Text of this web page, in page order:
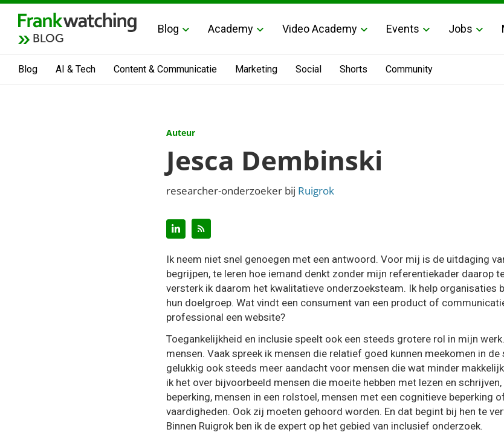
BLOG
Blog Academy Video Academy Events Jobs
Blog AI & Tech Content & Communicatie Marketing Social Shorts Community
Auteur
Jesca Dembinski
researcher-onderzoeker bij Ruigrok
Ik neem niet snel genoegen met een antwoord. Voor mij is de uitdaging
begrijpen, te leren hoe iemand denkt zonder mijn referentiekader daarop
versterk ik daarom het kwalitatieve onderzoeksteam. Ik help organisaties
hun doelgroep. Wat vindt een consument van een product of
professional een website?
Toegankelijkheid en inclusie speelt ook een steeds grotere rol in mijn
mensen. Vaak spreek ik mensen die relatief goed kunnen meekomen in
gelukkig ook steeds meer aandacht voor mensen die wat minder
ik het over bijvoorbeeld mensen die moeite hebben met lezen en
beperking, mensen in een rolstoel, mensen met een cognitieve beperking
vaardigheden. Ook zij moeten gehoord worden. En dat begint bij hen te
Binnen Ruigrok ben ik de expert op het gebied van inclusief onderzoek.